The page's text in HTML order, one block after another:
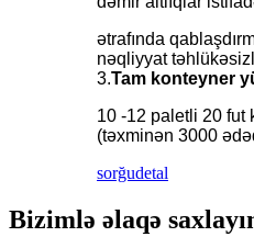
ətrafında
nəqliyyat
3.Tam konteyner
10 -12 paletli 20 fut
(təxminən 3000
sorğudetal
Bizimlə əlaqə